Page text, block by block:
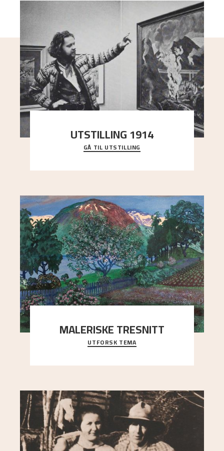
UTSTILLING 1914
En komplett oversikt over Nikolai Astrups
utstillinger, fra debuten i 1900 og frem til i dag.
GÅ TIL UTSTILLING
MALERISKE TRESNITT
"Here in this country, Munch and I are two of the
few who have tried our hand at this ‘modern w
UTFORSK TEMA